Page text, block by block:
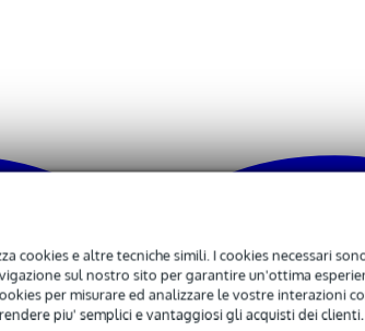
cookies e altre tecniche simili. I cookies necessari
sul nostro sito per garantire un'ottima
per misurare ed analizzare le vostre interazioni
piu' semplici e vantaggiosi gli acquisti dei clienti.